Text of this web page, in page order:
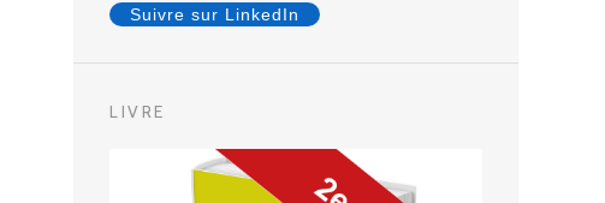
Suivre sur LinkedIn
LIVRE